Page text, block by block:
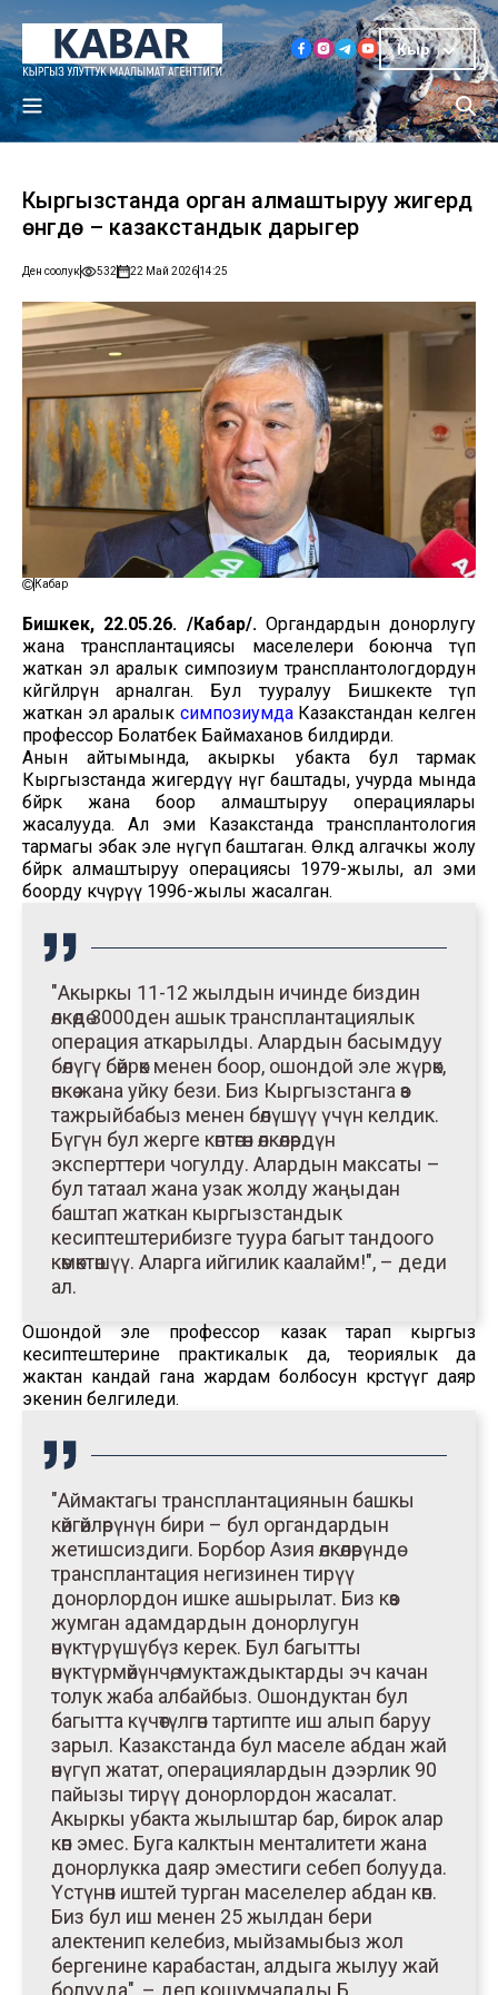
Кыр
Кыргызстанда орган алмаштыруу жигердүү
өнүгүүдө – казакстандык дарыгер
Ден соолук 532 22 Май 202614:25
Кабар
Бишкек, 22.05.26. /Кабар/.Органдардын донорлугу
жана трансплантациясы маселелери боюнча өтүп
жаткан эл аралык симпозиум трансплантологдордун
көйгөйлөрүнө арналган. Бул тууралуу Бишкекте өтүп
жаткан эл аралык симпозиумдаКазакстандан келген
профессор Болатбек Баймаханов билдирди.
Анын айтымында, акыркы убакта бул тармак
Кыргызстанда жигердүү өнүгө баштады, учурда мында
бөйрөк жана боор алмаштыруу операциялары
жасалууда. Ал эми Казакстанда трансплантология
тармагы эбак эле өнүгүп баштаган. Өлкөдө алгачкы жолу
бөйрөк алмаштыруу операциясы 1979-жылы, ал эми
боорду көчүрүү 1996-жылы жасалган.
"Акыркы 11-12 жылдын ичинде биздин
өлкөдө 3000ден ашык трансплантациялык
операция аткарылды. Алардын басымдуу
бөлүгү бөйрөк менен боор, ошондой эле жүрөк,
өпкө жана уйку бези. Биз Кыргызстанга өз
тажрыйбабыз менен бөлүшүү үчүн келдик.
Бүгүн бул жерге көптөгөн өлкөлөрдүн
эксперттери чогулду. Алардын максаты –
бул татаал жана узак жолду жаңыдан
баштап жаткан кыргызстандык
кесиптештерибизге туура багыт тандоого
көмөктөшүү. Аларга ийгилик каалайм!", – деди
ал.
Ошондой эле профессор казак тарап кыргыз
кесиптештерине практикалык да, теориялык да
жактан кандай гана жардам болбосун көрсөтүүгө даяр
экенин белгиледи.
"Аймактагы трансплантациянын башкы
көйгөйлөрүнүн бири – бул органдардын
жетишсиздиги. Борбор Азия өлкөлөрүндө
трансплантация негизинен тирүү
донорлордон ишке ашырылат. Биз көз
жумган адамдардын донорлугун
өнүктүрүшүбүз керек. Бул багытты
өнүктүрмөйүнчө, муктаждыктарды эч качан
толук жаба албайбыз. Ошондуктан бул
багытта күчөтүлгөн тартипте иш алып баруу
зарыл. Казакстанда бул маселе абдан жай
өнүгүп жатат, операциялардын дээрлик 90
пайызы тирүү донорлордон жасалат.
Акыркы убакта жылыштар бар, бирок алар
көп эмес. Буга калктын менталитети жана
донорлукка даяр эместиги себеп болууда.
Үстүнөн иштей турган маселелер абдан көп.
Биз бул иш менен 25 жылдан бери
алектенип келебиз, мыйзамыбыз жол
бергенине карабастан, алдыга жылуу жай
болууда", – деп кошумчалады Б.